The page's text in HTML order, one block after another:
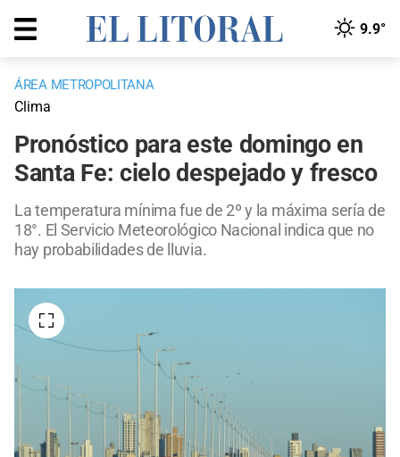
9.9°
ÁREA METROPOLITANA
Clima
Pronóstico para este domingo en
Santa Fe: cielo despejado y fresco
La temperatura mínima fue de 2º y la máxima sería de
18°. El Servicio Meteorológico Nacional indica que no
hay probabilidades de lluvia.